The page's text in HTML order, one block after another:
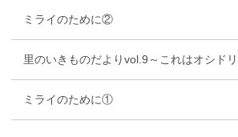
ミライのために②
里のいきものだよりvol.9～これはオシド
ミライのために①